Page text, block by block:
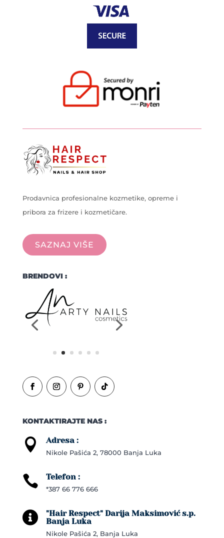
Prodavnica profesionalne kozmetike, opreme i
pribora za frizere i kozmetičare.
SAZNAJ VIŠE
BRENDOVI :
KONTAKTIRAJTE NAS :
 Adresa :
Nikole Pašića 2, 78000 Banja Luka
 Telefon :
*387 66 776 666

"Hair Respect" Darija Maksimović s.p.
Banja Luka
Nikole Pašića 2, Banja Luka